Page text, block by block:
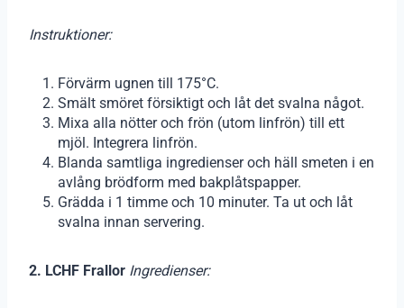
Instruktioner:
Förvärm ugnen till 175°C.
Smält smöret försiktigt och låt det svalna något.
Mixa alla nötter och frön (utom linfrön) till ett
mjöl. Integrera linfrön.
Blanda samtliga ingredienser och häll smeten i en
avlång brödform med bakplåtspapper.
Grädda i 1 timme och 10 minuter. Ta ut och låt
svalna innan servering.
2. LCHF Frallor Ingredienser: